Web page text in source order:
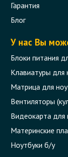
Гарантия
Блог
У нас Вы
Блоки питания
Клавиатуры для
Матрица для
Вентиляторы
Видеокарта для
Материнские
Ноутбуки б/у